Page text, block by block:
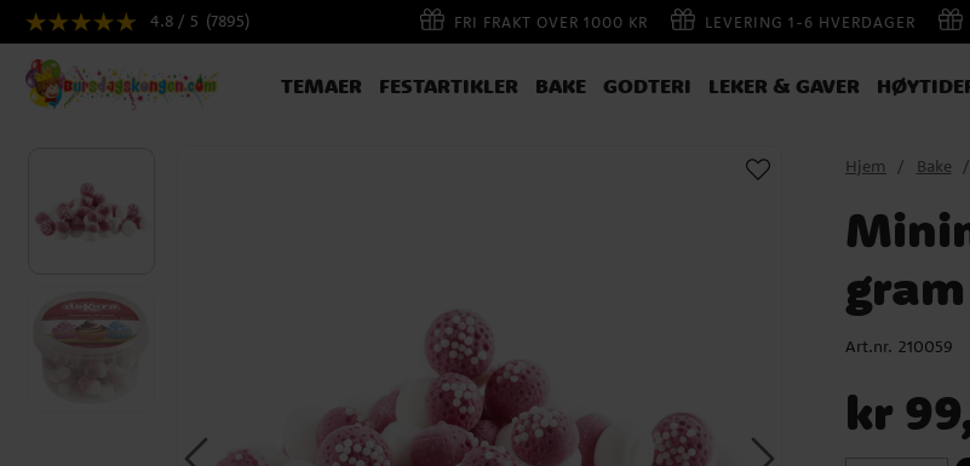
4.8 / 5 (7895) FRI FRAKT OVER 1000 KR LEVERING 1-6 HVERDAGER
TEMAER FESTARTIKLER BAKE GODTERI LEKER & GAVER
Hjem Bake
gram
Art.nr. 210059
kr